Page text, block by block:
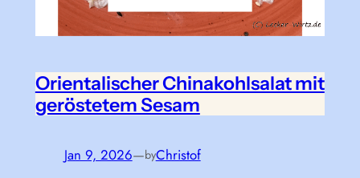
Orientalischer Chinakohlsalat mit
geröstetem Sesam
Jan 9, 2026—byChristof